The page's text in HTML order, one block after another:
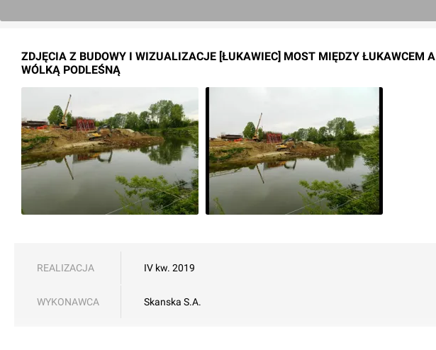
ZDJĘCIA Z BUDOWY I WIZUALIZACJE [ŁUKAWIEC] MOST MIĘDZY ŁUKAWCEM A
WÓLKĄ PODLEŚNĄ
REALIZACJA IV kw. 2019
WYKONAWCA Skanska S.A.